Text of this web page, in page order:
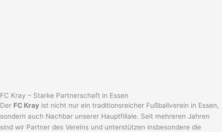
FC Kray – Starke Partnerschaft in Essen
Der FC Kray ist nicht nur ein traditionsreicher Fußballverein in Essen,
sondern auch Nachbar unserer Hauptfiliale. Seit mehreren Jahren
sind wir Partner des Vereins und unterstützen insbesondere die